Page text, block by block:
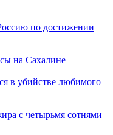
по достижении
на Сахалине
в убийстве любимого
с четырьмя сотнями